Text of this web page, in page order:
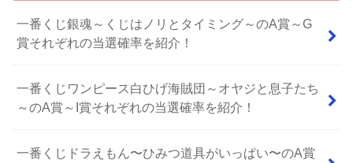
一番くじ銀魂～くじはノリとタイミング～のA賞～G
賞それぞれの当選確率を紹介！
一番くじワンピース白ひげ海賊団～オヤジと息子たち
～のA賞～I賞それぞれの当選確率を紹介！
⼀番くじドラえもん〜ひみつ道具がいっぱい〜のA賞